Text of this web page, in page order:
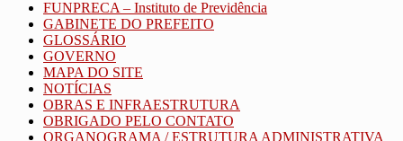
FUNPRECA – Instituto de Previdência
GABINETE DO PREFEITO
GLOSSÁRIO
GOVERNO
MAPA DO SITE
NOTÍCIAS
OBRAS E INFRAESTRUTURA
OBRIGADO PELO CONTATO
ORGANOGRAMA / ESTRUTURA ADMINISTRATIVA